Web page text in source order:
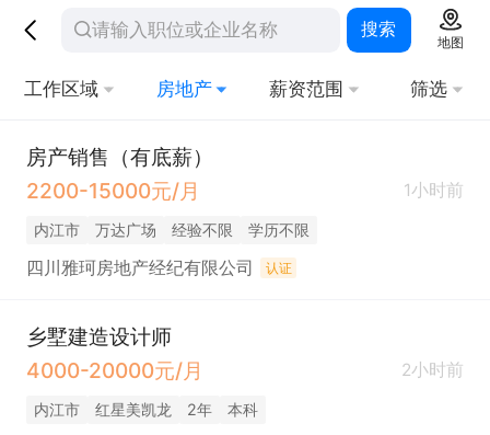
搜索
地图
工作区域 房地产 薪资范围 筛选
房产销售（有底薪）
2200-15000元/月
1小时前
内江市 万达广场 经验不限 学历不限
四川雅珂房地产经纪有限公司 认证
乡墅建造设计师
4000-20000元/月
2小时前
内江市 红星美凯龙 2年 本科